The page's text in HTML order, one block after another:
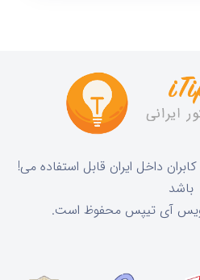
!سرویس آی تیپس فقط برای کابران داخل ایران قابل استفاده می
باشد
آی تیپس محفوظ است